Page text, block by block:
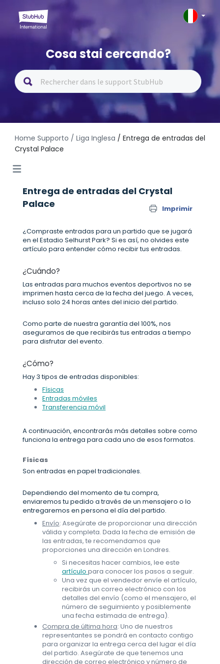
Cosa stai cercando?
Home Supporto / Liga Inglesa / Entrega de entradas del
Crystal Palace
Entrega de entradas del Crystal
Palace
Imprimir
¿Compraste entradas para un partido que se jugará
en el Estadio Selhurst Park? Si es así, no olvides este
artículo para entender cómo recibir tus entradas.
¿Cuándo?
Las entradas para muchos eventos deportivos no se
imprimen hasta cerca de la fecha del juego. A veces,
incluso solo 24 horas antes del inicio del partido.
Como parte de nuestra garantía del 100%, nos
aseguramos de que recibirás tus entradas a tiempo
para disfrutar del evento.
¿Cómo?
Hay 3 tipos de entradas disponibles:
Físicas
Entradas móviles
Transferencia móvil
A continuación, encontrarás más detalles sobre como
funciona la entrega para cada uno de esos formatos.
Físicas
Son entradas en papel tradicionales.
Dependiendo del momento de tu compra,
enviaremos tu pedido a través de un mensajero o lo
entregaremos en persona el día del partido.
Envío: Asegúrate de proporcionar una dirección
válida y completa. Dada la fecha de emisión de
las entradas, te recomendamos que
proporciones una dirección en Londres.
Si necesitas hacer cambios, lee este
artículo para conocer los pasos a seguir.
Una vez que el vendedor envíe el artículo,
recibirás un correo electrónico con los
detalles del envío (como el mensajero, el
número de seguimiento y posiblemente
una fecha estimada de entrega).
Compra de última hora: Uno de nuestros
representantes se pondrá en contacto contigo
para organizar la entrega cerca del lugar el día
del partido. Asegúrate de que tenemos una
dirección de correo electrónico y número de